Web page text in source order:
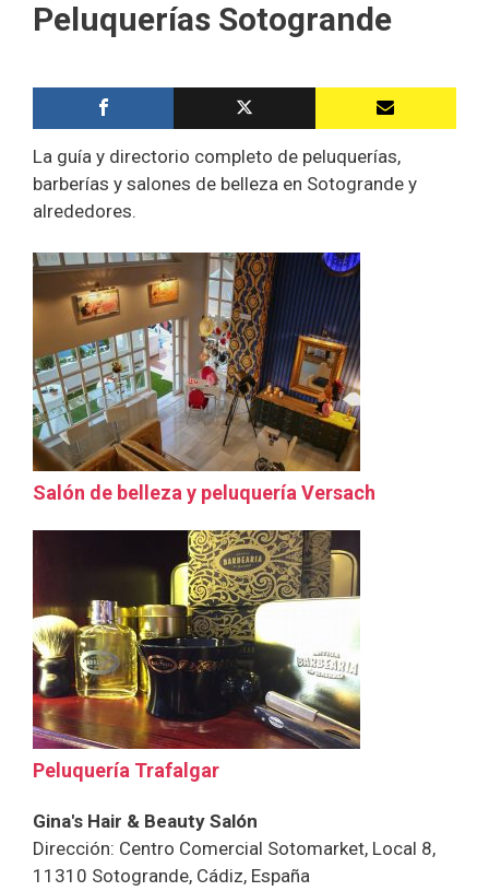
Peluquerías Sotogrande
La guía y directorio completo de peluquerías,
barberías y salones de belleza en Sotogrande y
alrededores.
Salón de belleza y peluquería Versach
Peluquería Trafalgar
Gina's Hair & Beauty Salón
Dirección: Centro Comercial Sotomarket, Local 8,
11310 Sotogrande, Cádiz, España